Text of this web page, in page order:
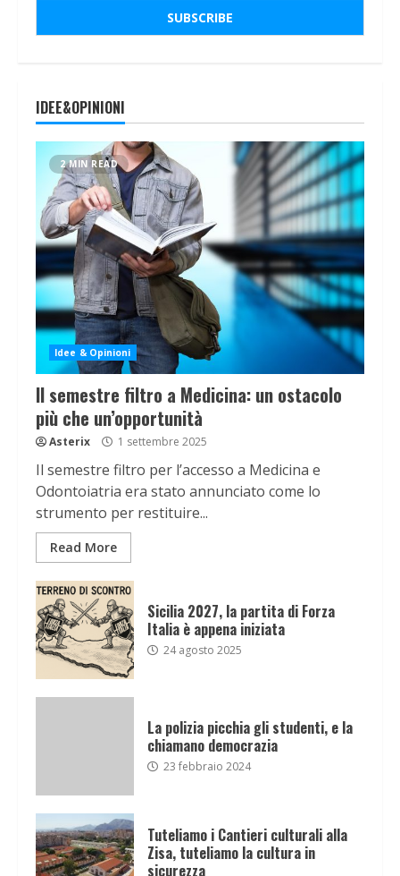
IDEE&OPINIONI
2 MIN READ
Idee & Opinioni
Il semestre filtro a Medicina: un ostacolo
più che un’opportunità
Asterix 1 settembre 2025
Il semestre filtro per l’accesso a Medicina e
Odontoiatria era stato annunciato come lo
strumento per restituire...
Read More
Sicilia 2027, la partita di Forza
Italia è appena iniziata
24 agosto 2025
La polizia picchia gli studenti, e la
chiamano democrazia
23 febbraio 2024
Tuteliamo i Cantieri culturali alla
Zisa, tuteliamo la cultura in
sicurezza